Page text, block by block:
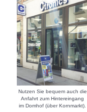
Nutzen Sie bequem auch die
Anfahrt zum Hintereingang
im Domhof (über Kornmarkt).